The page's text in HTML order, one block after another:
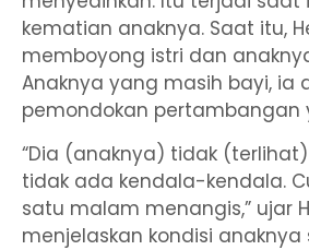
kematian anaknya. Saat itu,
memboyong istri dan
Anaknya yang masih bayi, ia
pemondokan pertambangan
“Dia (anaknya) tidak
tidak ada kendala-kendala.
satu malam menangis,” ujar
menjelaskan kondisi anaknya